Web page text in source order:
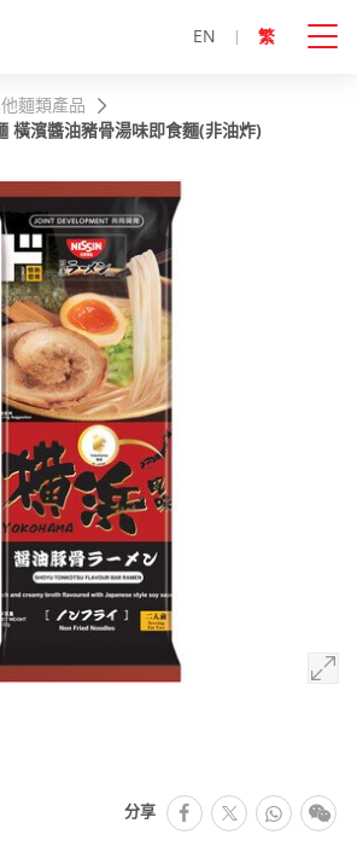
EN 繁
麵類產品
橫濱醬油豬骨湯味即食麵(非油炸)
分享 facebook
推特 微